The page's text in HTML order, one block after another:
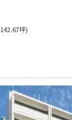
坪)